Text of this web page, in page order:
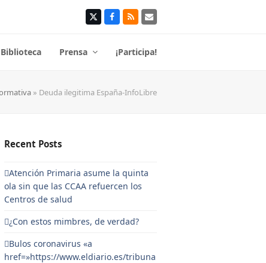
TwitterFacebook
RSS Correo
Biblioteca Prensa ¡Participa!
» Deuda ilegitima España-InfoLibre
Recent Posts
Atención Primaria asume la quinta
ola sin que las CCAA refuercen los
Centros de salud
¿Con estos mimbres, de verdad?
Bulos coronavirus «a
href=»https://www.eldiario.es/tribuna